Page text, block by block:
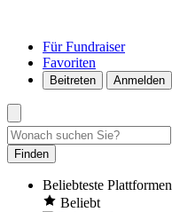
Für Fundraiser
Favoriten
Beitreten Anmelden
Finden
Beliebteste Plattformen
Beliebt